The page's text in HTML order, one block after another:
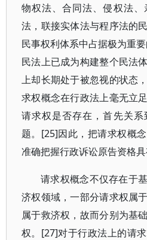
物权法、合同法、侵权法
法，联接实体法与程序法的
民事权利体系中占据极为重
民法上已成为构建整个民法
上却长期处于被忽视的状态
求权概念在行政法上毫无立
请求权是否存在，首先关
题。[25]因此，把请求权概
准确把握行政诉讼原告资格
请求权概念不仅存在于
济权领域，一部分请求权属
属于救济权，故而分别为基
权。[27]对于行政法上的请